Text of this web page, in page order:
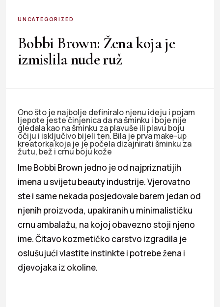
UNCATEGORIZED
Bobbi Brown: Žena koja je
izmislila nude ruž
Ono što je najbolje definiralo njenu ideju i pojam
ljepote jeste činjenica da na šminku i boje nije
gledala kao na šminku za plavuše ili plavu boju
očiju i isključivo bijeli ten. Bila je prva make-up
kreatorka koja je je počela dizajnirati šminku za
žutu, bež i crnu boju kože
Ime Bobbi Brown jedno je od najpriznatijih
imena u svijetu beauty industrije. Vjerovatno
ste i same nekada posjedovale barem jedan od
njenih proizvoda, upakiranih u minimalističku
crnu ambalažu, na kojoj obavezno stoji njeno
ime. Čitavo kozmetičko carstvo izgradila je
oslušujući vlastite instinkte i potrebe žena i
djevojaka iz okoline.